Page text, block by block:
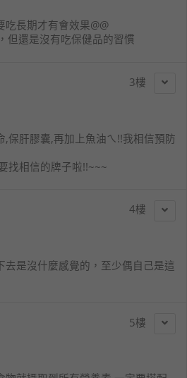
吃長期才有會效果@@
但還是沒有吃保健品的習慣
3
,保肝膠囊,再加上魚油ㄟ!!我相信預防
找相信的牌子啦!!~~~
4
去是沒什麼感覺的，至少偶自己是這
5